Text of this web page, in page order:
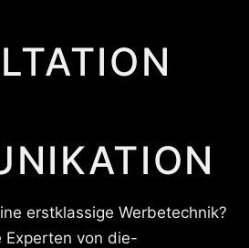
erstklassige Werbetechnik?
Experten von die-